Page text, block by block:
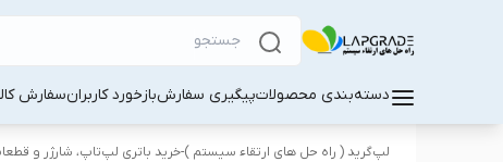
دسته‌بندی محصولاتپیگیری سفارشبازخورد کاربرانسفارش
لپ‌گرید ( راه‌ حل های ارتقاء سیستم )-خرید باتری لپ‌تاپ، شارژر و